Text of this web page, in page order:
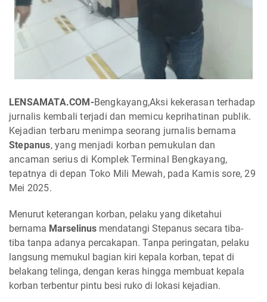
LENSAMATA.COM-Bengkayang,Aksi kekerasan terhadap
jurnalis kembali terjadi dan memicu keprihatinan publik.
Kejadian terbaru menimpa seorang jurnalis bernama
Stepanus, yang menjadi korban pemukulan dan
ancaman serius di Komplek Terminal Bengkayang,
tepatnya di depan Toko Mili Mewah, pada Kamis sore, 29
Mei 2025.
Menurut keterangan korban, pelaku yang diketahui
bernama Marselinus mendatangi Stepanus secara tiba-
tiba tanpa adanya percakapan. Tanpa peringatan, pelaku
langsung memukul bagian kiri kepala korban, tepat di
belakang telinga, dengan keras hingga membuat kepala
korban terbentur pintu besi ruko di lokasi kejadian.